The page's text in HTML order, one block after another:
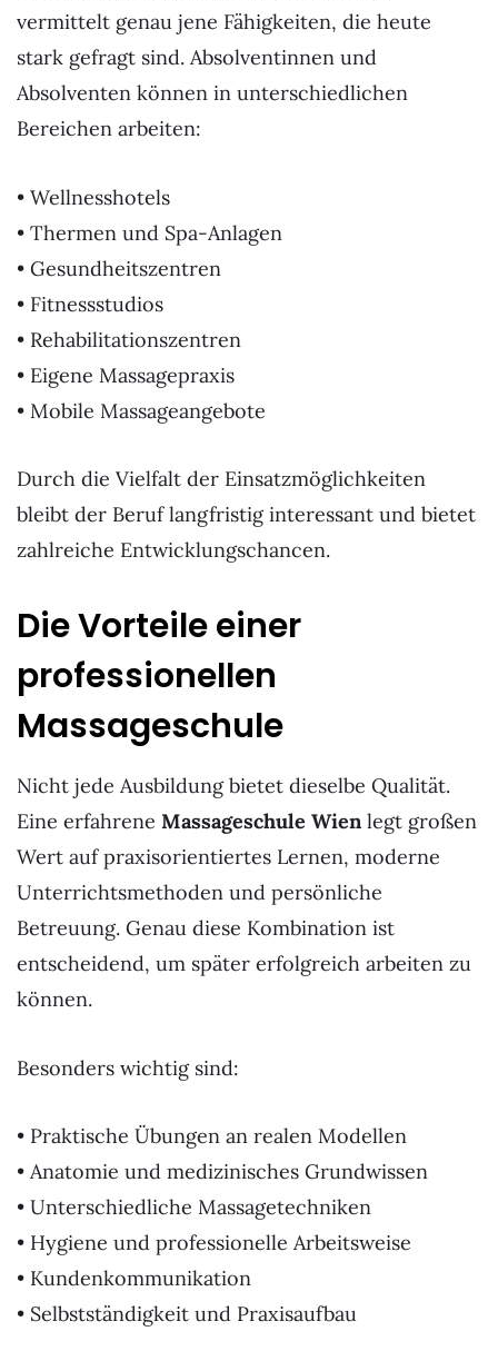
vermittelt genau jene Fähigkeiten, die heute
stark gefragt sind. Absolventinnen und
Absolventen können in unterschiedlichen
Bereichen arbeiten:
• Wellnesshotels
• Thermen und Spa-Anlagen
• Gesundheitszentren
• Fitnessstudios
• Rehabilitationszentren
• Eigene Massagepraxis
• Mobile Massageangebote
Durch die Vielfalt der Einsatzmöglichkeiten
bleibt der Beruf langfristig interessant und bietet
zahlreiche Entwicklungschancen.
Die Vorteile einer
professionellen
Massageschule
Nicht jede Ausbildung bietet dieselbe Qualität.
Eine erfahrene Massageschule Wienlegt großen
Wert auf praxisorientiertes Lernen, moderne
Unterrichtsmethoden und persönliche
Betreuung. Genau diese Kombination ist
entscheidend, um später erfolgreich arbeiten zu
können.
Besonders wichtig sind:
• Praktische Übungen an realen Modellen
• Anatomie und medizinisches Grundwissen
• Unterschiedliche Massagetechniken
• Hygiene und professionelle Arbeitsweise
• Kundenkommunikation
• Selbstständigkeit und Praxisaufbau